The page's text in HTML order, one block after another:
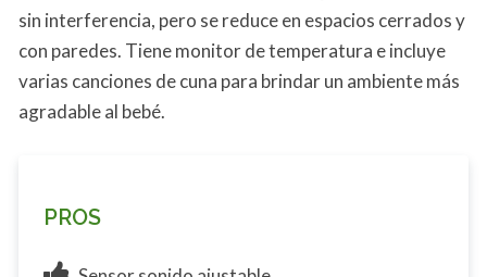
sin interferencia, pero se reduce en espacios cerrados y
con paredes. Tiene monitor de temperatura e incluye
varias canciones de cuna para brindar un ambiente más
agradable al bebé.
PROS